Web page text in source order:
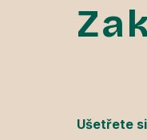
Ušetřete